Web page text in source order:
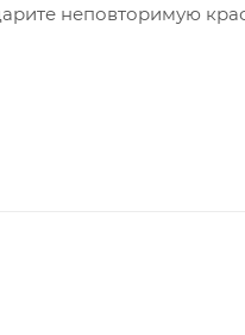
неповторимую